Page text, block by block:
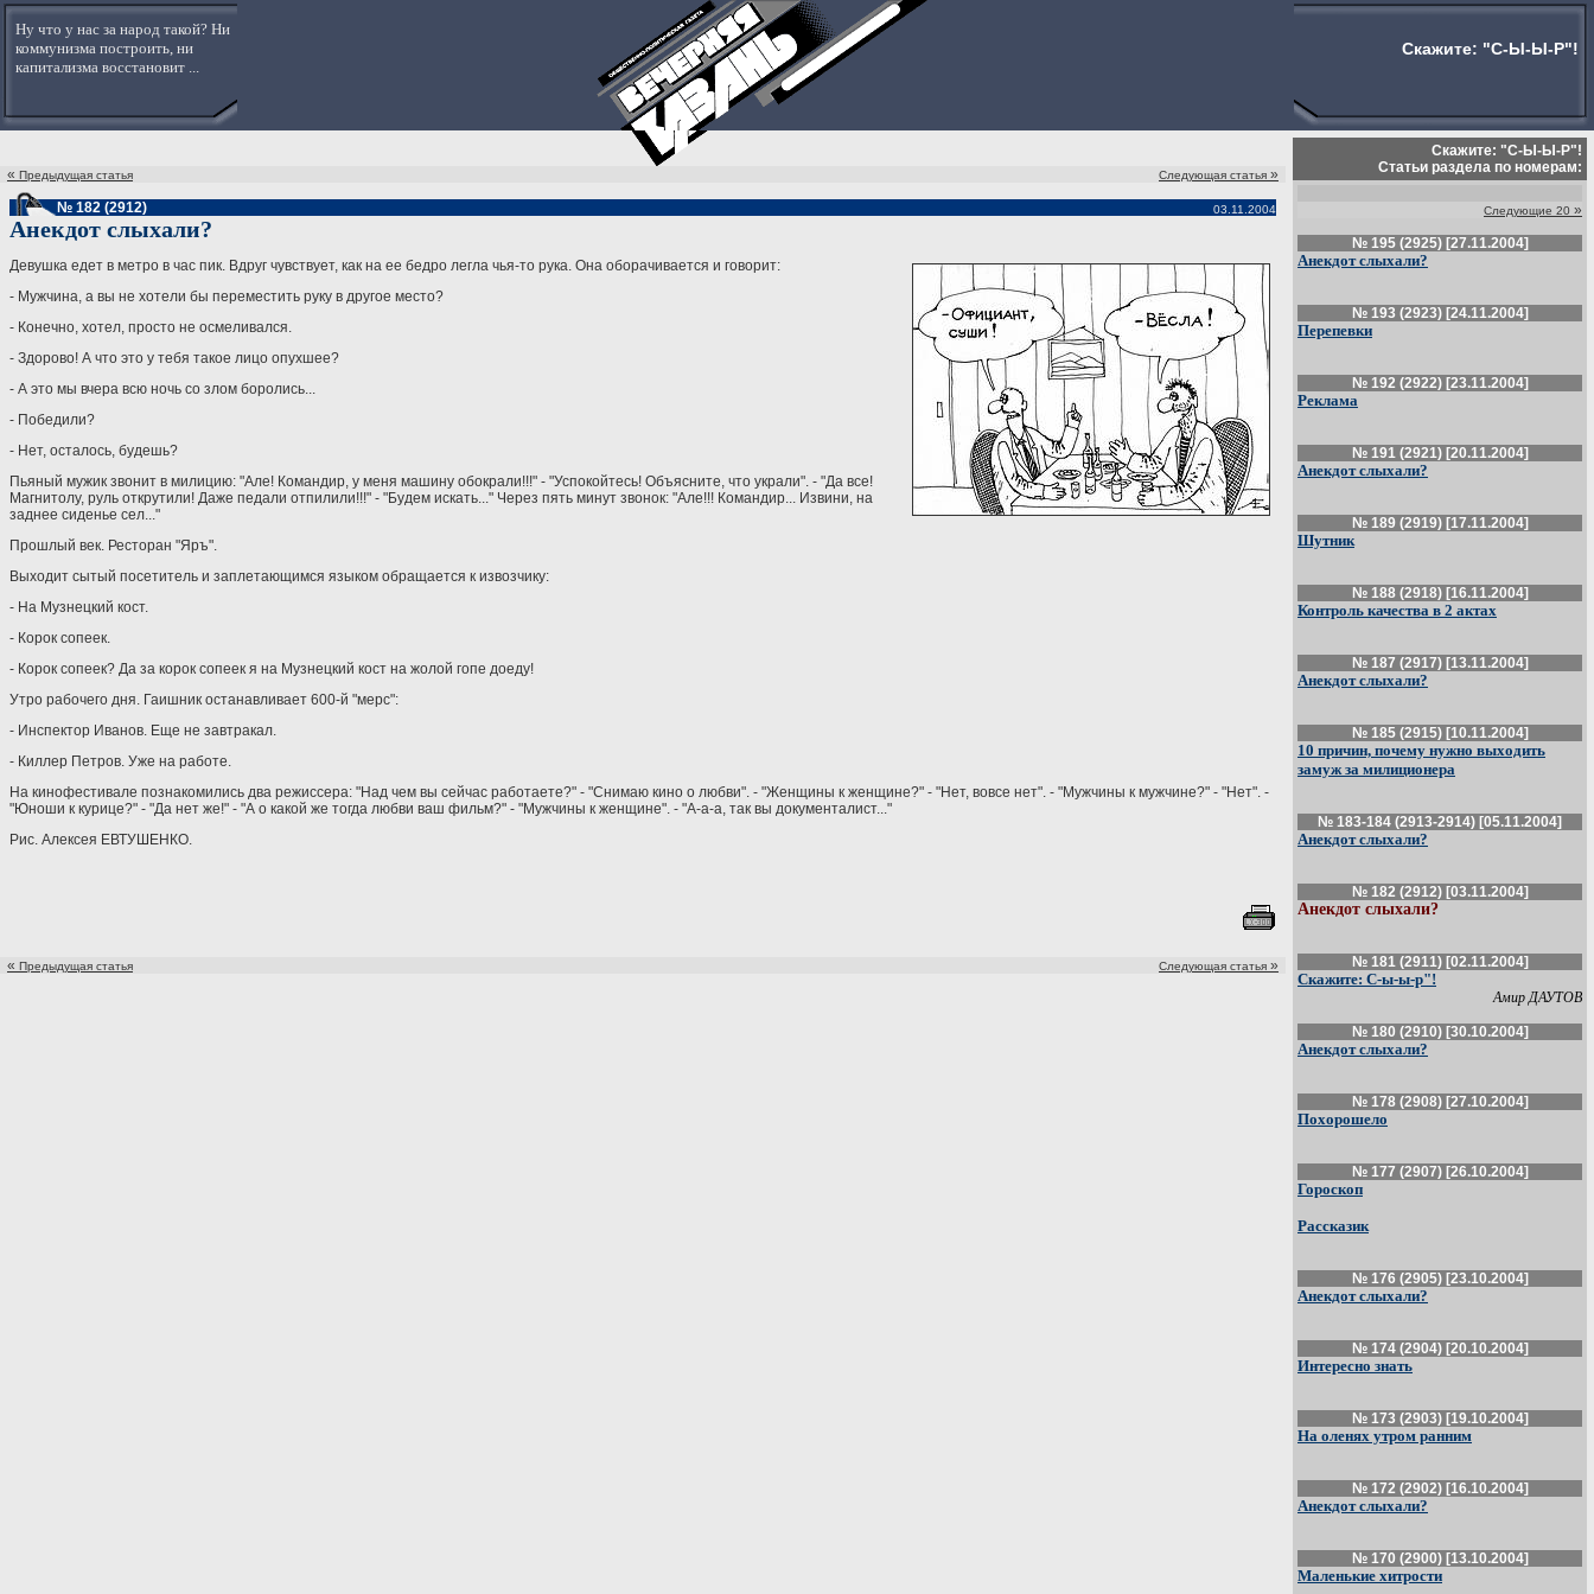
Ну что у нас за народ такой? Ни
коммунизма построить, ни
капитализма восстановит ...
Скажите: "С-Ы-Ы-Р"!
« Предыдущая статья Следующая статья »
№ 182 (2912)
03.11.2004
Анекдот слыхали?
Девушка едет в метро в час пик. Вдруг чувствует, как на ее бедро легла чья-то рука. Она оборачивается и говорит:
- Мужчина, а вы не хотели бы переместить руку в другое место?
- Конечно, хотел, просто не осмеливался.
- Здорово! А что это у тебя такое лицо опухшее?
- А это мы вчера всю ночь со злом боролись...
- Победили?
- Нет, осталось, будешь?
Пьяный мужик звонит в милицию: "Але! Командир, у меня машину обокрали!!!" - "Успокойтесь! Объясните, что украли". - "Да все!
Магнитолу, руль открутили! Даже педали отпилили!!!" - "Будем искать..." Через пять минут звонок: "Але!!! Командир... Извини, на
заднее сиденье сел..."
Прошлый век. Ресторан "Яръ".
Выходит сытый посетитель и заплетающимся языком обращается к извозчику:
- На Музнецкий кост.
- Корок сопеек.
- Корок сопеек? Да за корок сопеек я на Музнецкий кост на жолой гопе доеду!
Утро рабочего дня. Гаишник останавливает 600-й "мерс":
- Инспектор Иванов. Еще не завтракал.
- Киллер Петров. Уже на работе.
На кинофестивале познакомились два режиссера: "Над чем вы сейчас работаете?" - "Снимаю кино о любви". - "Женщины к женщине?" - "Нет, вовсе нет". - "Мужчины к мужчине?" - "Нет". -
"Юноши к курице?" - "Да нет же!" - "А о какой же тогда любви ваш фильм?" - "Мужчины к женщине". - "А-а-а, так вы документалист..."
Рис. Алексея ЕВТУШЕНКО.
« Предыдущая статья Следующая статья »
Скажите: "С-Ы-Ы-Р"!
Статьи раздела по номерам:
Следующие 20 »
№ 195 (2925) [27.11.2004]
Анекдот слыхали?
№ 193 (2923) [24.11.2004]
Перепевки
№ 192 (2922) [23.11.2004]
Реклама
№ 191 (2921) [20.11.2004]
Анекдот слыхали?
№ 189 (2919) [17.11.2004]
Шутник
№ 188 (2918) [16.11.2004]
Контроль качества в 2 актах
№ 187 (2917) [13.11.2004]
Анекдот слыхали?
№ 185 (2915) [10.11.2004]
10 причин, почему нужно выходить
замуж за милиционера
№ 183-184 (2913-2914) [05.11.2004]
Анекдот слыхали?
№ 182 (2912) [03.11.2004]
Анекдот слыхали?
№ 181 (2911) [02.11.2004]
Скажите: С-ы-ы-р"!
Амир ДАУТОВ
№ 180 (2910) [30.10.2004]
Анекдот слыхали?
№ 178 (2908) [27.10.2004]
Похорошело
№ 177 (2907) [26.10.2004]
Гороскоп
Рассказик
№ 176 (2905) [23.10.2004]
Анекдот слыхали?
№ 174 (2904) [20.10.2004]
Интересно знать
№ 173 (2903) [19.10.2004]
На оленях утром ранним
№ 172 (2902) [16.10.2004]
Анекдот слыхали?
№ 170 (2900) [13.10.2004]
Маленькие хитрости